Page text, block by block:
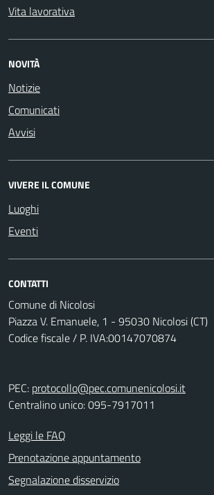
Vita lavorativa
NOVITÀ
Notizie
Comunicati
Avvisi
VIVERE IL COMUNE
Luoghi
Eventi
CONTATTI
Comune di Nicolosi
Piazza V. Emanuele, 1 - 95030 Nicolosi (CT)
Codice fiscale / P. IVA:00147070874
PEC: protocollo@pec.comunenicolosi.it
Centralino unico: 095-7917011
Leggi le FAQ
Prenotazione appuntamento
Segnalazione disservizio